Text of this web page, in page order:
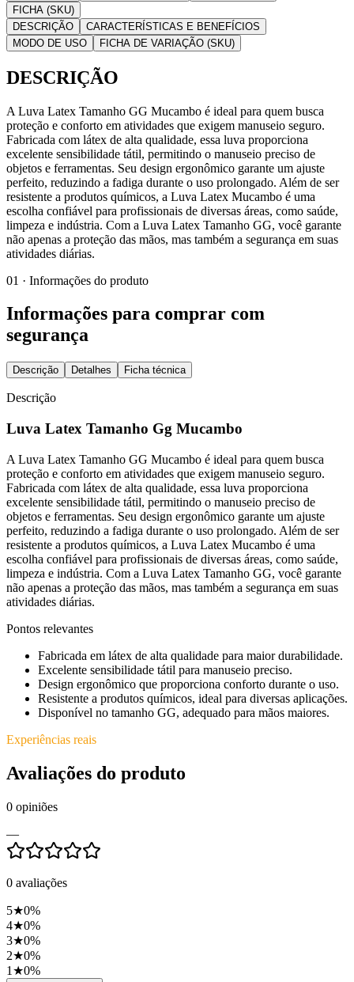
FICHA (SKU)
DESCRIÇÃO
CARACTERÍSTICAS E BENEFÍCIOS
MODO DE USO
FICHA DE VARIAÇÃO (SKU)
DESCRIÇÃO
A Luva Latex Tamanho GG Mucambo é ideal para quem busca
proteção e conforto em atividades que exigem manuseio seguro.
Fabricada com látex de alta qualidade, essa luva proporciona
excelente sensibilidade tátil, permitindo o manuseio preciso de
objetos e ferramentas. Seu design ergonômico garante um ajuste
perfeito, reduzindo a fadiga durante o uso prolongado. Além de ser
resistente a produtos químicos, a Luva Latex Mucambo é uma
escolha confiável para profissionais de diversas áreas, como saúde,
limpeza e indústria. Com a Luva Latex Tamanho GG, você garante
não apenas a proteção das mãos, mas também a segurança em suas
atividades diárias.
01 · Informações do produto
Informações para comprar com
segurança
Descrição Detalhes Ficha técnica
Descrição
Luva Latex Tamanho Gg Mucambo
A Luva Latex Tamanho GG Mucambo é ideal para quem busca
proteção e conforto em atividades que exigem manuseio seguro.
Fabricada com látex de alta qualidade, essa luva proporciona
excelente sensibilidade tátil, permitindo o manuseio preciso de
objetos e ferramentas. Seu design ergonômico garante um ajuste
perfeito, reduzindo a fadiga durante o uso prolongado. Além de ser
resistente a produtos químicos, a Luva Latex Mucambo é uma
escolha confiável para profissionais de diversas áreas, como saúde,
limpeza e indústria. Com a Luva Latex Tamanho GG, você garante
não apenas a proteção das mãos, mas também a segurança em suas
atividades diárias.
Pontos relevantes
Fabricada em látex de alta qualidade para maior durabilidade.
Excelente sensibilidade tátil para manuseio preciso.
Design ergonômico que proporciona conforto durante o uso.
Resistente a produtos químicos, ideal para diversas aplicações.
Disponível no tamanho GG, adequado para mãos maiores.
Experiências reais
Avaliações do produto
0 opiniões
—
0 avaliações
5★0%
4★0%
3★0%
2★0%
1 ★0%